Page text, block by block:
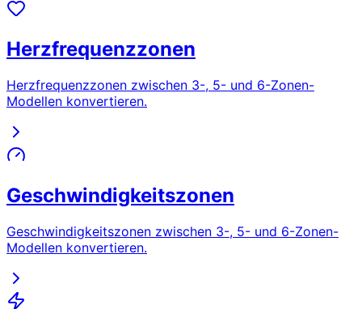
Herzfrequenzzonen
Herzfrequenzzonen zwischen 3-, 5- und 6-Zonen-
Modellen konvertieren.
Geschwindigkeitszonen
Geschwindigkeitszonen zwischen 3-, 5- und 6-Zonen-
Modellen konvertieren.